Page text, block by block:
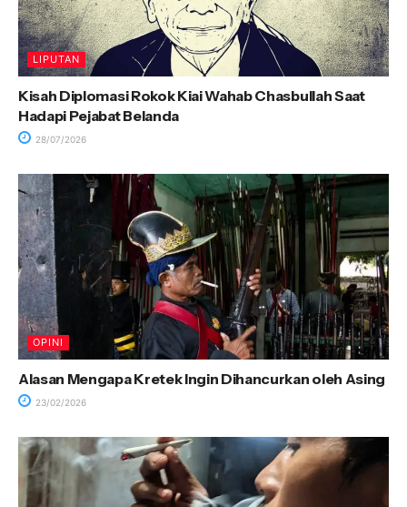
LIPUTAN
Kisah Diplomasi Rokok Kiai Wahab Chasbullah Saat
Hadapi Pejabat Belanda
28/07/2026
OPINI
Alasan Mengapa Kretek Ingin Dihancurkan oleh Asing
23/02/2026